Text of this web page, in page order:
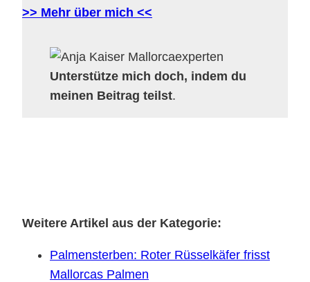
>> Mehr über mich <<
Unterstütze mich doch, indem du
meinen Beitrag teilst.
Weitere Artikel aus der Kategorie:
Palmensterben: Roter Rüsselkäfer frisst
Mallorcas Palmen